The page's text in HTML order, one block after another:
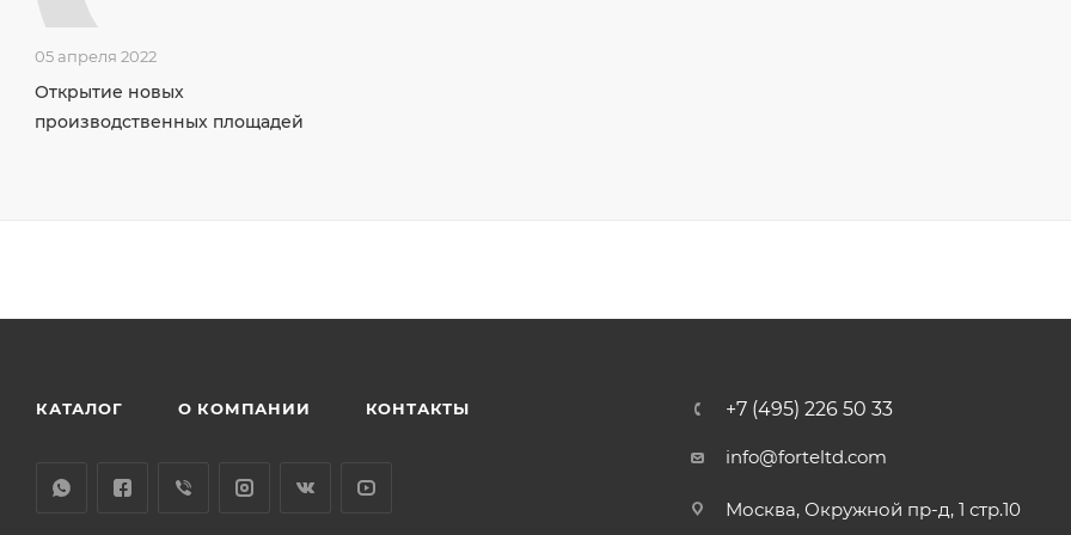
05 апреля 2022
Открытие новых
производственных площадей
КАТАЛОГ О КОМПАНИИ КОНТАКТЫ +7 (495) 226 50 33
info@forteltd.com
Москва, Окружной пр-д, 1 стр.10